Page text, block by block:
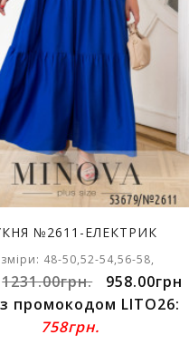
№2611-ЕЛЕКТРИК
48-50,52-54,56-58,
1231.00грн.
958.00грн
промокодом LITO26:
758грн.